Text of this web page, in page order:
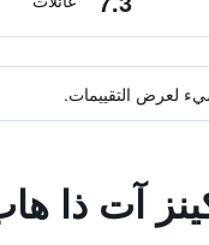
لعرض التقييمات.
آت ذا